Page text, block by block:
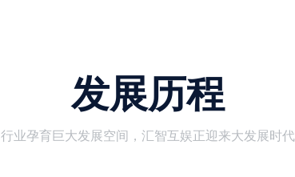
发展历程
行业孕育巨大发展空间，汇智互娱正迎来大发展时代